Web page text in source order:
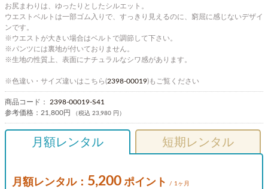
お尻まわりは、ゆったりとしたシルエット。
ウエストベルトは一部ゴム入りで、すっきり見えるのに、窮屈に感じないデザイ
ンです。
※ウエストが大きい場合はベルトで調節して下さい。
※パンツには裏地が付いておりません。
※生地の性質上、表面にナチュラルなシワ感があります。
※色違い・サイズ違いはこちら(2398-00019)もご覧ください
商品コード： 2398-00019-S41
参考価格： 21,800円 （税込 23,980 円）
月額レンタル 短期レンタル
月額レンタル： 5,200 ポイント / 1ヶ月